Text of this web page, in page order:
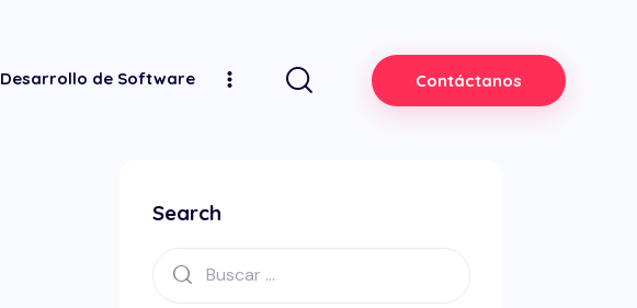
Desarrollo de Software Contáctanos
Search